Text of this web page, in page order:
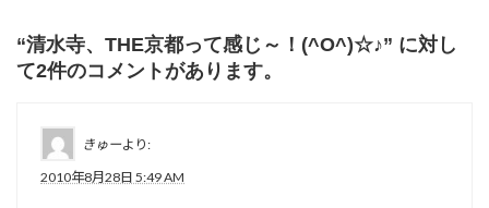
“清水寺、THE京都って感じ～！(^O^)☆♪” に対し
て2件のコメントがあります。
きゅーより:
2010年8月28日 5:49 AM